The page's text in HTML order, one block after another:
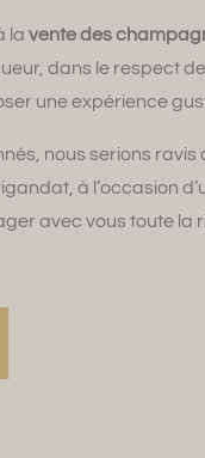
lavente des
dans le respect
une expérience
nous serions ravis
à l’occasion
avec vous toute la